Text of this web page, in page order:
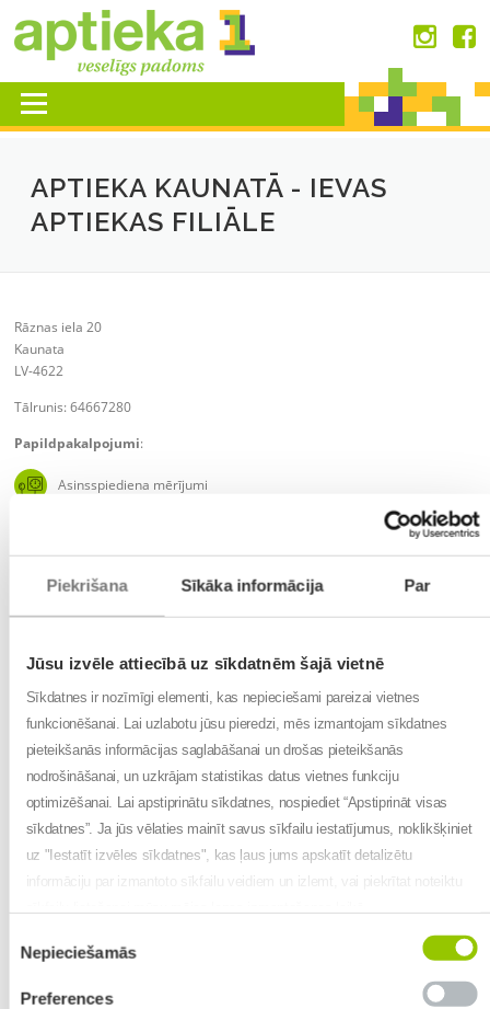
Piekrišana Sīkāka informācija Par
Jūsu izvēle attiecībā uz sīkdatnēm šajā vietnē
Sīkdatnes ir nozīmīgi elementi, kas nepieciešami pareizai vietnes
funkcionēšanai. Lai uzlabotu jūsu pieredzi, mēs izmantojam sīkdatnes
pieteikšanās informācijas saglabāšanai un drošas pieteikšanās
nodrošināšanai, un uzkrājam statistikas datus vietnes funkciju
optimizēšanai. Lai apstiprinātu sīkdatnes, nospiediet “Apstiprināt visas
sīkdatnes”. Ja jūs vēlaties mainīt savus sīkfailu iestatījumus, noklikšķiniet
uz "Iestatīt izvēles sīkdatnes", kas ļaus jums apskatīt detalizētu
informāciju par izmantoto sīkfailu veidiem un izlemt, vai piekrītat noteiktu
Piekrišanas
izvēle
Nepieciešamās
Preferences
content
Menu
APTIEKA KAUNATĀ - IEVAS
APTIEKAS FILIĀLE
Rāznas iela 20
Kaunata
LV-4622
Tālrunis: 64667280
Papildpakalpojumi:
Asinsspiediena mērījumi
Pasūtījumu pieņemšana pa telefonu
Ceturtdiena: 8:00-14:00
Svētdiena: Slēgts
Kā nokļūt?
+
−